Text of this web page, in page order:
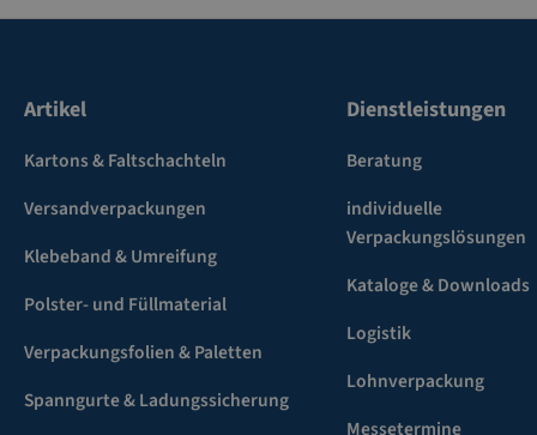
Artikel
Kartons & Faltschachteln
Versandverpackungen
Klebeband & Umreifung
Polster- und Füllmaterial
Verpackungsfolien & Paletten
Spanngurte & Ladungssicherung
Dienstleistungen
Beratung
individuelle
Verpackungslösungen
Kataloge & Downloads
Logistik
Lohnverpackung
Messetermine